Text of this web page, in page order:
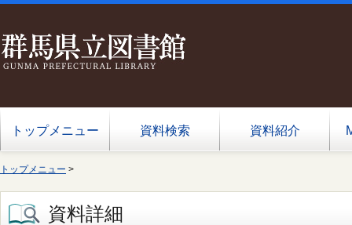
トップメニュー 資料検索 資料紹介
トップメニュー >
資料詳細